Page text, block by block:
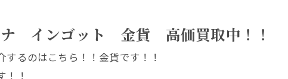
インゴット 金貨 高価買取中！！
るのはこちら！！金貨です！！
！！